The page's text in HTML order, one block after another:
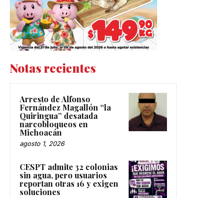
Notas recientes
Arresto de Alfonso
Fernández Magallón “la
Quiringua” desatada
narcobloqueos en
Michoacán
agosto 1, 2026
CESPT admite 32 colonias
sin agua, pero usuarios
reportan otras 16 y exigen
soluciones